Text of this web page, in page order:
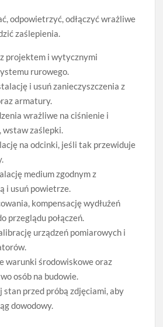
odpowietrzyć, odłączyć wrażliwe
zaślepienia.
projektem i wytycznymi
rurowego.
i usuń zanieczyszczenia z
armatury.
wrażliwe na ciśnienie i
zaślepki.
na odcinki, jeśli tak przewiduje
medium zgodnym z
i usuń powietrze.
kompensację wydłużeń
przeglądu połączeń.
urządzeń pomiarowych i
warunki środowiskowe oraz
osób na budowie.
stan przed próbą zdjęciami, aby
dowodowy.